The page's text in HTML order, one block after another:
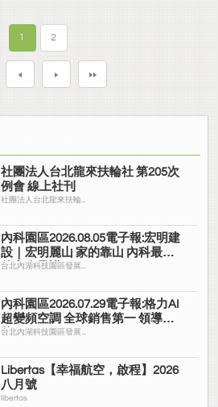
1 2
社團法人台北龍來扶輪社 第205次
例會 線上社刊
社團法人台北龍來扶輪...
內科園區2026.08.05電子報:宏明建
設｜宏明麗山 家的靠山 內科最高
的安全承諾
台北內湖科技園區發展...
內科園區2026.07.29電子報:格力AI
超變頻空調 全球銷售第一 領導品
牌
台北內湖科技園區發展...
Libertas【幸福航空，啟程】2026
八月號
libertas